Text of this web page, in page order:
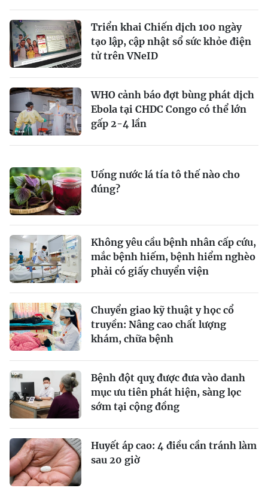
Triển khai Chiến dịch 100 ngày
tạo lập, cập nhật sổ sức khỏe điện
tử trên VNeID
WHO cảnh báo đợt bùng phát dịch
Ebola tại CHDC Congo có thể lớn
gấp 2-4 lần
Uống nước lá tía tô thế nào cho
đúng?
Không yêu cầu bệnh nhân cấp cứu,
mắc bệnh hiếm, bệnh hiểm nghèo
phải có giấy chuyển viện
Chuyển giao kỹ thuật y học cổ
truyền: Nâng cao chất lượng
khám, chữa bệnh
Bệnh đột quỵ được đưa vào danh
mục ưu tiên phát hiện, sàng lọc
sớm tại cộng đồng
Huyết áp cao: 4 điều cần tránh làm
sau 20 giờ